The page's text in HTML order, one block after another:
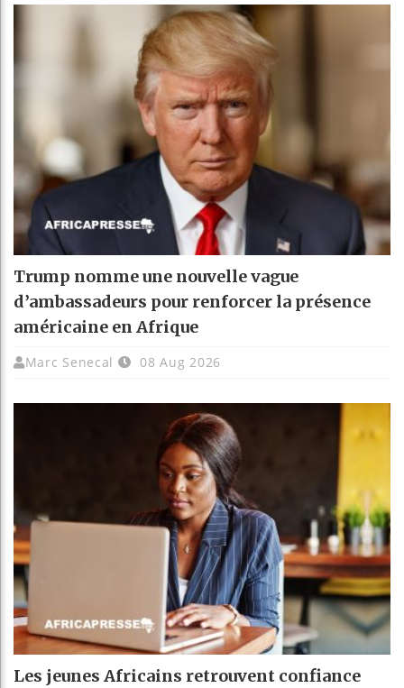
Trump nomme une nouvelle vague
d’ambassadeurs pour renforcer la présence
américaine en Afrique
Marc Senecal 08 Aug 2026
Les jeunes Africains retrouvent confiance